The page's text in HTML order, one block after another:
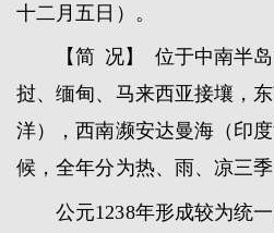
十二月五日）。
【简 况】 位于中南半
挝、缅甸、马来西亚接壤，
洋），西南濒安达曼海（印
候，全年分为热、雨、凉三
公元1238年形成较为统